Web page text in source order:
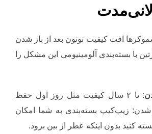
افت کیفیت توتون بعد از باز شدن
با بسته‌بندی آلومینیومی این مشکل را
: تا ۲ سال کیفیت مثل روز اول حفظ
شدن: زیپ‌کیپ بسته‌بندی به شما امکان
کنید بدون اینکه عطر از بین برود.